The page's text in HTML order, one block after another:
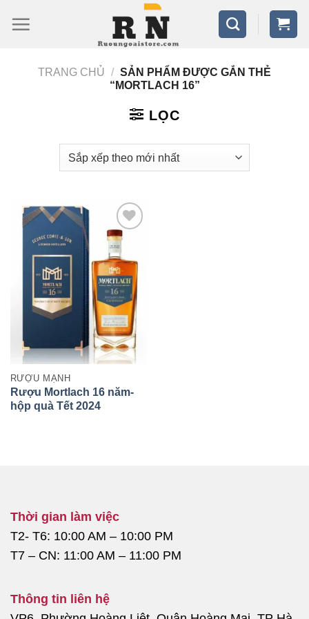
qua
TRANG CHỦ / SẢN PHẨM ĐƯỢC GẮN THẺ
“MORTLACH 16”
LỌC
RƯỢU MẠNH
Rượu Mortlach 16 năm-
hộp quà Tết 2024
Thời gian làm việc
T2- T6: 10:00 AM – 10:00 PM
T7 – CN: 11:00 AM – 11:00 PM
Thông tin liên hệ